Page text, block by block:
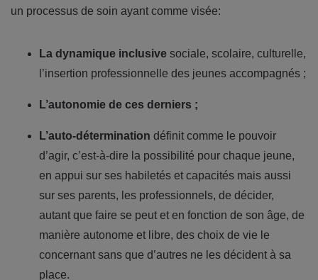
un processus de soin ayant comme visée:
La dynamique inclusive sociale, scolaire, culturelle,
l’insertion professionnelle des jeunes accompagnés ;
L’autonomie de ces derniers ;
L’auto-détermination définit comme le pouvoir
d’agir, c’est-à-dire la possibilité pour chaque jeune,
en appui sur ses habiletés et capacités mais aussi
sur ses parents, les professionnels, de décider,
autant que faire se peut et en fonction de son âge, de
manière autonome et libre, des choix de vie le
concernant sans que d’autres ne les décident à sa
place.